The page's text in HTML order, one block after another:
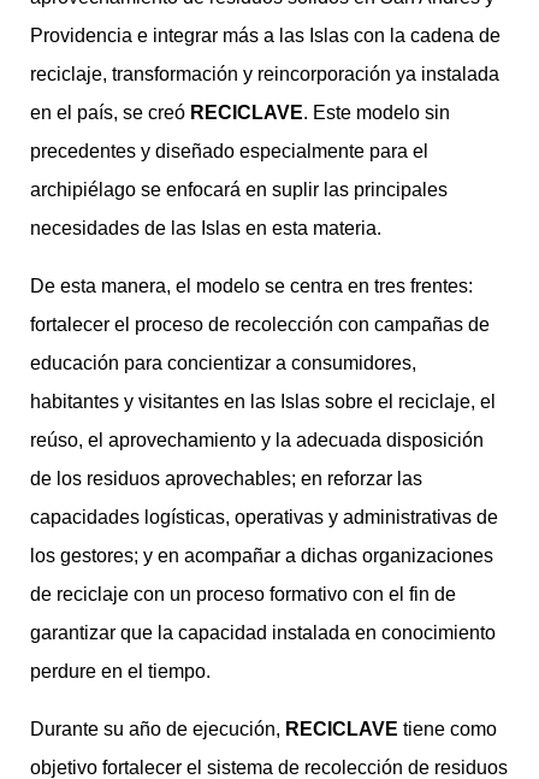
Providencia e integrar más a las Islas con la cadena de
reciclaje, transformación y reincorporación ya instalada
en el país, se creó RECICLAVE. Este modelo sin
precedentes y diseñado especialmente para el
archipiélago se enfocará en suplir las principales
necesidades de las Islas en esta materia.
De esta manera, el modelo se centra en tres frentes:
fortalecer el proceso de recolección con campañas de
educación para concientizar a consumidores,
habitantes y visitantes en las Islas sobre el reciclaje, el
reúso, el aprovechamiento y la adecuada disposición
de los residuos aprovechables; en reforzar las
capacidades logísticas, operativas y administrativas de
los gestores; y en acompañar a dichas organizaciones
de reciclaje con un proceso formativo con el fin de
garantizar que la capacidad instalada en conocimiento
perdure en el tiempo.
Durante su año de ejecución, RECICLAVE tiene como
objetivo fortalecer el sistema de recolección de residuos